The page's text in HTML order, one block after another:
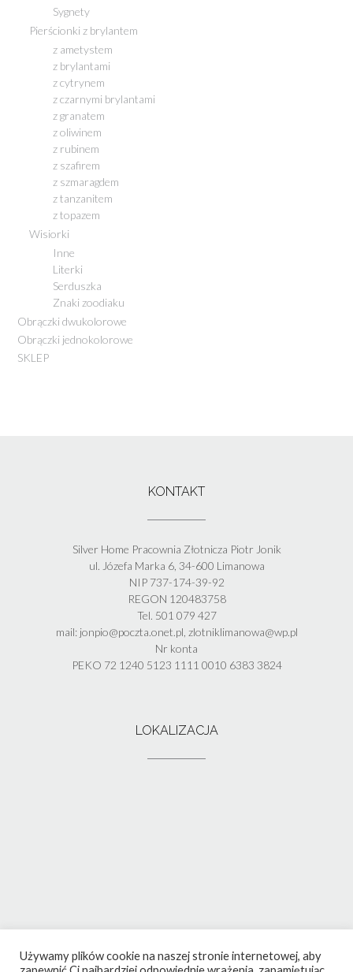
Sygnety
Pierścionki z brylantem
z ametystem
z brylantami
z cytrynem
z czarnymi brylantami
z granatem
z oliwinem
z rubinem
z szafirem
z szmaragdem
z tanzanitem
z topazem
Wisiorki
Inne
Literki
Serduszka
Znaki zoodiaku
Obrączki dwukolorowe
Obrączki jednokolorowe
SKLEP
KONTAKT
Silver Home Pracownia Złotnicza Piotr Jonik
ul. Józefa Marka 6, 34-600 Limanowa
NIP 737-174-39-92
REGON 120483758
Tel. 501 079 427
mail: jonpio@poczta.onet.pl, zlotniklimanowa@wp.pl
Nr konta
PEKO 72 1240 5123 1111 0010 6383 3824
LOKALIZACJA
Używamy plików cookie na naszej stronie internetowej, aby